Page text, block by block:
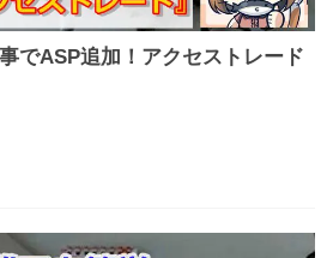
でASP追加！アクセストレード